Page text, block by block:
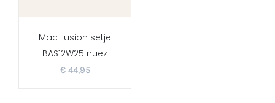
Mac ilusion setje
BAS12W25 nuez
€44,95